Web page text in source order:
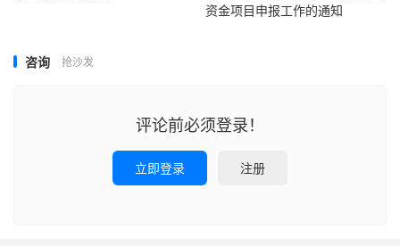
资金项目申报工作的通知
咨询 抢沙发
评论前必须登录！
立即登录 注册